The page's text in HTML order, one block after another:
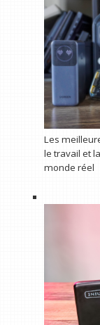
Les
le travail et
monde réel